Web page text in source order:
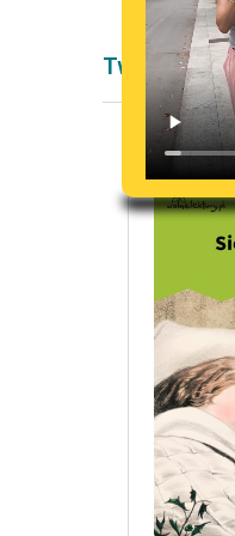
Twórczość